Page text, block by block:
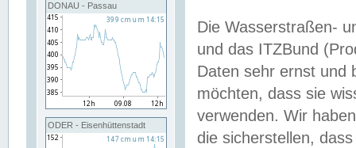
DONAU - Passau
ODER - Eisenhüttenstadt
Die Wasserstraßen-
und das ITZBund
Daten sehr ernst und
möchten, dass sie
verwenden. Wir
die sicherstellen,